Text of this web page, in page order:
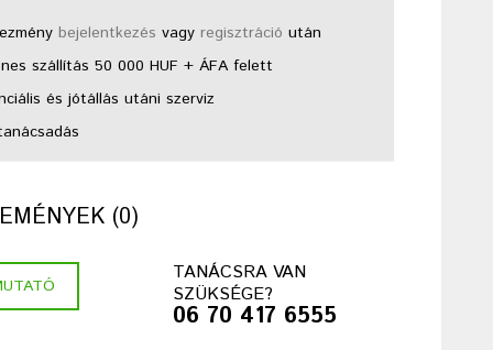
bejelentkezés vagyregisztráció után
szállítás 50 000 HUF + ÁFA felett
és jótállás utáni szerviz
(0)
TANÁCSRA VAN
SZÜKSÉGE?
06 70 417 6555